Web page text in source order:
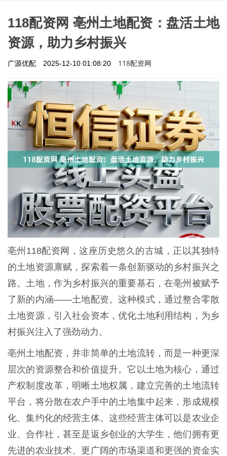
118配资网 亳州土地配资：盘活土地
资源，助力乡村振兴
广源优配 2025-12-10 01:08:20 118配资网
亳州118配资网，这座历史悠久的古城，正以其独特
的土地资源禀赋，探索着一条创新驱动的乡村振兴之
路。土地，作为乡村振兴的重要基石，在亳州被赋予
了新的内涵——土地配资。这种模式，通过整合零散
土地资源，引入社会资本，优化土地利用结构，为乡
村振兴注入了强劲动力。
亳州土地配资，并非简单的土地流转，而是一种更深
层次的资源整合和价值提升。它以土地为核心，通过
产权制度改革，明晰土地权属，建立完善的土地流转
平台，将分散在农户手中的土地集中起来，形成规模
化、集约化的经营主体。这些经营主体可以是农业企
业、合作社，甚至是返乡创业的大学生，他们拥有更
先进的农业技术、更广阔的市场渠道和更强的资金实